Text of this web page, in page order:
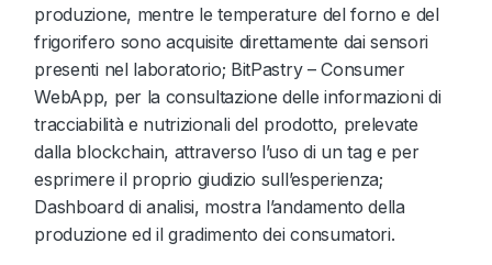
produzione, mentre le temperature del forno e del
frigorifero sono acquisite direttamente dai sensori
presenti nel laboratorio; BitPastry – Consumer
WebApp, per la consultazione delle informazioni di
tracciabilità e nutrizionali del prodotto, prelevate
dalla blockchain, attraverso l’uso di un tag e per
esprimere il proprio giudizio sull’esperienza;
Dashboard di analisi, mostra l’andamento della
produzione ed il gradimento dei consumatori.